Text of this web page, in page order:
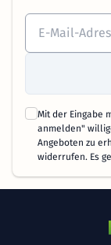
Mit der Eingabe
anmelden"
Angeboten zu
widerrufen. Es